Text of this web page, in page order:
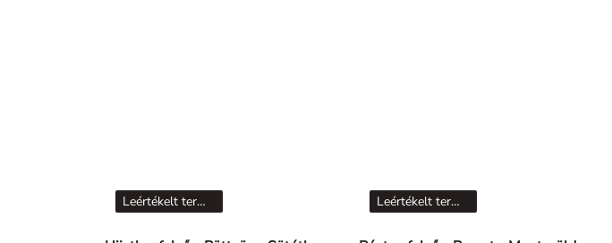
Leértékelt termékek Leértékelt termékek